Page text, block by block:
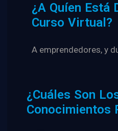
¿A Quíen Está
Curso Virtual?
A emprendedores, y
¿Cuáles Son
Conocimientos